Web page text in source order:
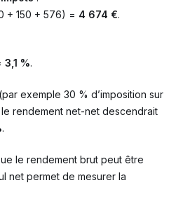
+ 150 + 576) = 4 674 €.
3,1 %.
exemple 30 % d’imposition sur
rendement net-net descendrait
.
le rendement brut peut être
net permet de mesurer la